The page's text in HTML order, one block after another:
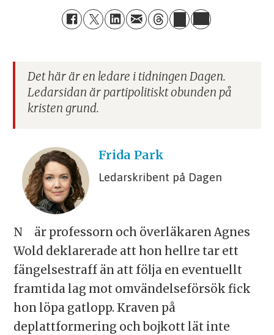
Det här är en ledare i tidningen Dagen.
Ledarsidan är partipolitiskt obunden på
kristen grund.
Frida Park
Ledarskribent på Dagen
När professorn och överläkaren Agnes
Wold deklarerade att hon hellre tar ett
fängelsestraff än att följa en eventuellt
framtida lag mot omvändelseförsök fick
hon löpa gatlopp. Kraven på
deplattformering och bojkott lät inte